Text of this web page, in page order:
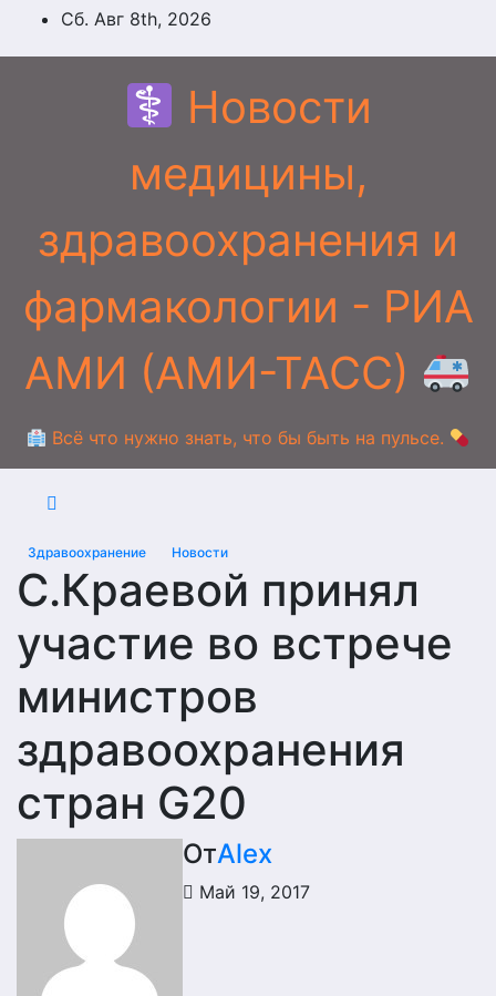
ПерейтиСб. Авг 8th, 2026
Новости
медицины,
здравоохранения и
фармакологии - РИА
АМИ (АМИ-ТАСС)
Всё что нужно знать, что бы быть на пульсе.
Здравоохранение Новости
С.Краевой принял
участие во встрече
министров
здравоохранения
стран G20
ОтAlex
Май 19, 2017